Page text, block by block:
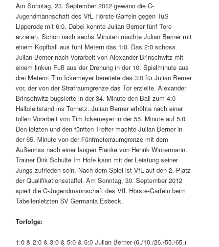
Am Sonntag, 23. September 2012 gewann die C-
Jugendmannschaft des VfL Hörste-Garfeln gegen TuS
Lipperode mit 6:0. Dabei konnte Julian Berner fünf Tore
erzielen. Schon nach sechs Minuten machte Julian Berner mit
einem Kopfball aus fünf Metern das 1:0. Das 2:0 schoss
Julian Berner nach Vorarbeit von Alexander Brinschwitz mit
einem linken Fuß aus der Drehung in der 10. Spielminute aus
drei Metern. Tim Ickemeyer bereitete das 3:0 für Julian Berner
vor, der von der Strafraumgrenze das Tor erzielte. Alexander
Brinschwitz bugsierte in der 34. Minute den Ball zum 4:0
Halbzeitstand ins Tornetz. Julian Berner erhöhte nach einer
tollen Vorarbeit von Tim Ickemeyer in der 55. Minute auf 5:0.
Den letzten und den fünften Treffer machte Julian Berner in
der 65. Minute von der Fünfmeterraumgrenze mit dem
Außenriss nach einer langen Flanke von Henrik Wintermann.
Trainer Dirk Schulte Im Hofe kann mit der Leistung seiner
Jungs zufrieden sein. Nach dem Spiel ist VfL auf den 2. Platz
der Qualifikationsstaffel. Am Sonntag, 30. September 2012
spielt die C-Jugendmannschaft des VfL Hörste-Garfeln beim
Tabellenletzten SV Germania Esbeck.
Torfolge:
1:0 & 2:0 & 3:0 & 5:0 & 6:0 Julian Berner (6./10./26./55./65.)